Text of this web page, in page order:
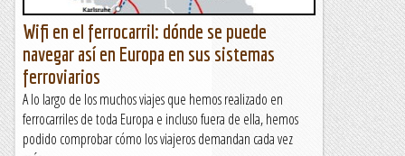
Wifi en el ferrocarril: dónde se puede
navegar así en Europa en sus sistemas
ferroviarios
A lo largo de los muchos viajes que hemos realizado en
ferrocarriles de toda Europa e incluso fuera de ella, hemos
podido comprobar cómo los viajeros demandan cada vez